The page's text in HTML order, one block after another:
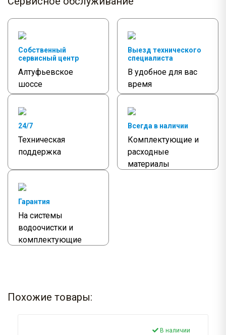
Собственный
сервисный центр
Алтуфьевское
шоссе
Выезд технического
специалиста
В удобное для вас
время
24/7
Техническая
поддержка
Всегда в наличии
Комплектующие и
расходные
материалы
Гарантия
На системы
водоочистки и
комплектующие
Похожие товары:
В наличии